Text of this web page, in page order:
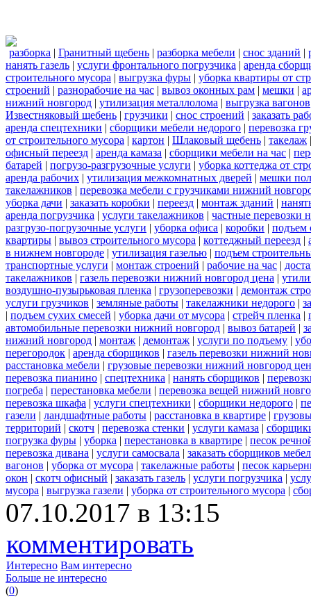
разборка | Гранитный щебень | разборка мебели | снос зданий |
нанять газель | услуги фронтального погрузчика | аренда
строительного мусора | выгрузка фуры | уборка квартиры от
строений | разнорабочие на час | вывоз оконных рам | мешки |
нижний новгород | утилизация металлолома | выгрузка вагонов
Известняковый щебень | грузчики | снос строений | заказать
аренда спецтехники | сборщики мебели недорого | перевозка
от строительного мусора | картон | Шлаковый щебень | такелаж
офисный переезд | аренда камаза | сборщики мебели на час |
батарей | погрузо-разгрузочные услуги | уборка коттеджа от
аренда рабочих | утилизация межкомнатных дверей | мешки
такелажников | перевозка мебели с грузчиками нижний
уборка дачи | заказать коробки | переезд | монтаж зданий |
аренда погрузчика | услуги такелажников | частные перевозки
разгрузо-погрузочные услуги | уборка офиса | коробки | подъем
квартиры | вывоз строительного мусора | коттеджный переезд |
в нижнем новгороде | утилизация газелью | подъем
транспортные услуги | монтаж строений | рабочие на час |
такелажников | газель перевозки нижний новгород цена |
воздушно-пузырьковая пленка | грузоперевозки | демонтаж
услуги грузчиков | земляные работы | такелажники недорого |
| подъем сухих смесей | уборка дачи от мусора | стрейч пленка |
автомобильные перевозки нижний новгород | вывоз батарей |
нижний новгород | монтаж | демонтаж | услуги по подъему |
перегородок | аренда сборщиков | газель перевозки нижний
расстановка мебели | грузовые перевозки нижний новгород
перевозка пианино | спецтехника | нанять сборщиков |
погреба | перестановка мебели | перевозка вещей нижний
перевозка шкафа | услуги спецтехники | сборщики недорого |
газели | ландшафтные работы | расстановка в квартире |
территорий | скотч | перевозка стенки | услуги камаза |
погрузка фуры | уборка | перестановка в квартире | песок
перевозка дивана | услуги самосвала | заказать сборщиков
вагонов | уборка от мусора | такелажные работы | песок
окон | скотч офисный | заказать газель | услуги погрузчика |
мусора | выгрузка газели | уборка от строительного мусора |
07.10.2017 в 13:15
комментировать
Интересно Вам интересно
Больше не интересно
(0)